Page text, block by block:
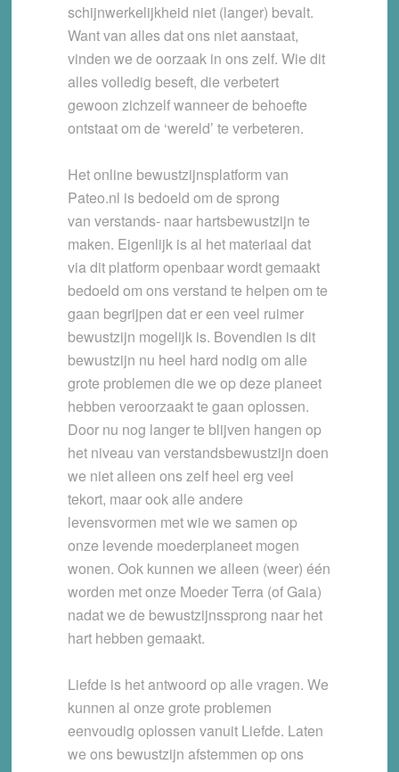
schijnwerkelijkheid niet (langer) bevalt.
Want van alles dat ons niet aanstaat,
vinden we de oorzaak in ons zelf. Wie dit
alles volledig beseft, die verbetert
gewoon zichzelf wanneer de behoefte
ontstaat om de ‘wereld’ te verbeteren.
Het online bewustzijnsplatform van
Pateo.nl is bedoeld om de sprong
van verstands- naar hartsbewustzijn te
maken. Eigenlijk is al het materiaal dat
via dit platform openbaar wordt gemaakt
bedoeld om ons verstand te helpen om te
gaan begrijpen dat er een veel ruimer
bewustzijn mogelijk is. Bovendien is dit
bewustzijn nu heel hard nodig om alle
grote problemen die we op deze planeet
hebben veroorzaakt te gaan oplossen.
Door nu nog langer te blijven hangen op
het niveau van verstandsbewustzijn doen
we niet alleen ons zelf heel erg veel
tekort, maar ook alle andere
levensvormen met wie we samen op
onze levende moederplaneet mogen
wonen. Ook kunnen we alleen (weer) één
worden met onze Moeder Terra (of Gaia)
nadat we de bewustzijnssprong naar het
hart hebben gemaakt.
Liefde is het antwoord op alle vragen. We
kunnen al onze grote problemen
eenvoudig oplossen vanuit Liefde. Laten
we ons bewustzijn afstemmen op ons